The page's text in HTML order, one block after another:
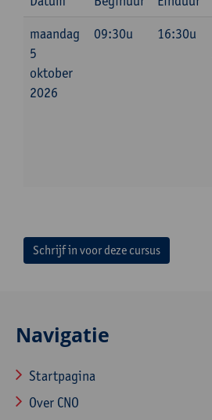
maandag
5
oktober
2026
09:30u 16:30u
Schrijf in voor deze cursus
Navigatie
Startpagina
Over CNO